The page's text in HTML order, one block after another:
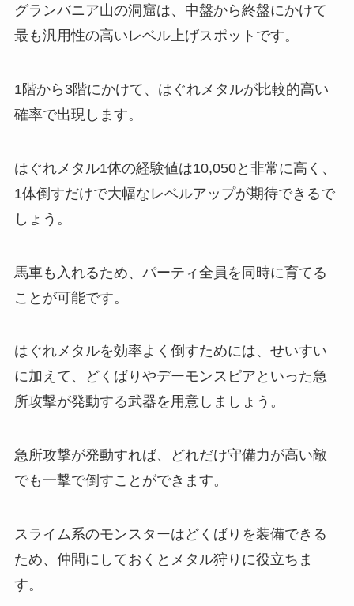
グランバニア山の洞窟は、中盤から終盤にかけて
最も汎用性の高いレベル上げスポットです。
1階から3階にかけて、はぐれメタルが比較的高い
確率で出現します。
はぐれメタル1体の経験値は10,050と非常に高く、
1体倒すだけで大幅なレベルアップが期待できるで
しょう。
馬車も入れるため、パーティ全員を同時に育てる
ことが可能です。
はぐれメタルを効率よく倒すためには、せいすい
に加えて、どくばりやデーモンスピアといった急
所攻撃が発動する武器を用意しましょう。
急所攻撃が発動すれば、どれだけ守備力が高い敵
でも一撃で倒すことができます。
スライム系のモンスターはどくばりを装備できる
ため、仲間にしておくとメタル狩りに役立ちま
す。